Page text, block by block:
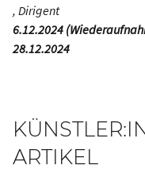
, Dirigent
6.12.2024
28.12.2024
ARTIKEL